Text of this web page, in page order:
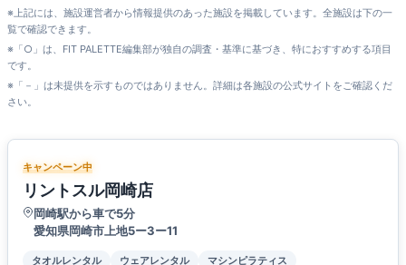
※上記には、施設運営者から情報提供のあった施設を掲載しています。全施設は下の一
覧で確認できます。
※「○」は、FIT PALETTE編集部が独自の調査・基準に基づき、特におすすめする項目
です。
※「－」は未提供を示すものではありません。詳細は各施設の公式サイトをご確認くだ
さい。
キャンペーン中
リントスル岡崎店
岡崎駅から車で5分
愛知県岡崎市上地5ー3ー11
タオルレンタル ウェアレンタル
マシンピラティス